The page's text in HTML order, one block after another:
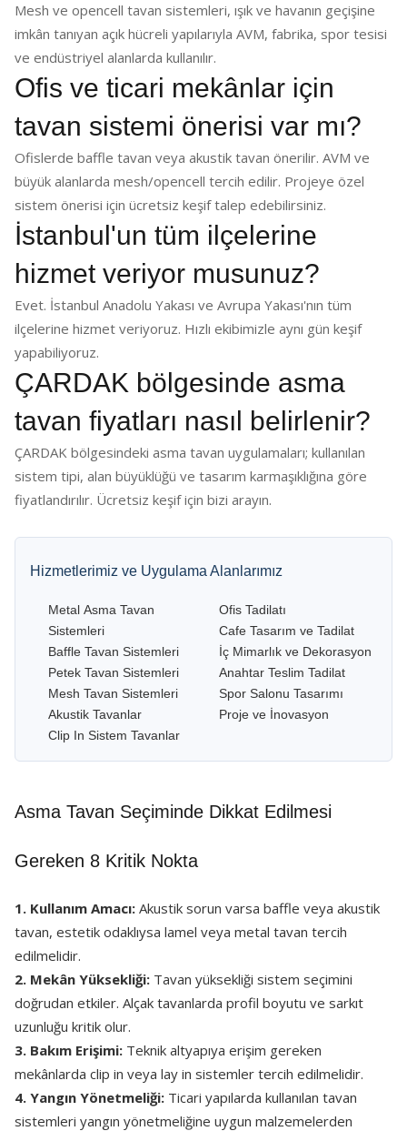
Mesh ve opencell tavan sistemleri, ışık ve havanın geçişine
imkân tanıyan açık hücreli yapılarıyla AVM, fabrika, spor tesisi
ve endüstriyel alanlarda kullanılır.
Ofis ve ticari mekânlar için
tavan sistemi önerisi var mı?
Ofislerde baffle tavan veya akustik tavan önerilir. AVM ve
büyük alanlarda mesh/opencell tercih edilir. Projeye özel
sistem önerisi için ücretsiz keşif talep edebilirsiniz.
İstanbul'un tüm ilçelerine
hizmet veriyor musunuz?
Evet. İstanbul Anadolu Yakası ve Avrupa Yakası'nın tüm
ilçelerine hizmet veriyoruz. Hızlı ekibimizle aynı gün keşif
yapabiliyoruz.
ÇARDAK bölgesinde asma
tavan fiyatları nasıl belirlenir?
ÇARDAK bölgesindeki asma tavan uygulamaları; kullanılan
sistem tipi, alan büyüklüğü ve tasarım karmaşıklığına göre
fiyatlandırılır. Ücretsiz keşif için bizi arayın.
Hizmetlerimiz ve Uygulama Alanlarımız
Metal Asma Tavan
Sistemleri
Baffle Tavan Sistemleri
Petek Tavan Sistemleri
Mesh Tavan Sistemleri
Akustik Tavanlar
Clip In Sistem Tavanlar
Ofis Tadilatı
Cafe Tasarım ve Tadilat
İç Mimarlık ve Dekorasyon
Anahtar Teslim Tadilat
Spor Salonu Tasarımı
Proje ve İnovasyon
Asma Tavan Seçiminde Dikkat Edilmesi
Gereken 8 Kritik Nokta
1. Kullanım Amacı: Akustik sorun varsa baffle veya akustik
tavan, estetik odaklıysa lamel veya metal tavan tercih
edilmelidir.
2. Mekân Yüksekliği: Tavan yüksekliği sistem seçimini
doğrudan etkiler. Alçak tavanlarda profil boyutu ve sarkıt
uzunluğu kritik olur.
3. Bakım Erişimi: Teknik altyapıya erişim gereken
mekânlarda clip in veya lay in sistemler tercih edilmelidir.
4. Yangın Yönetmeliği: Ticari yapılarda kullanılan tavan
sistemleri yangın yönetmeliğine uygun malzemelerden